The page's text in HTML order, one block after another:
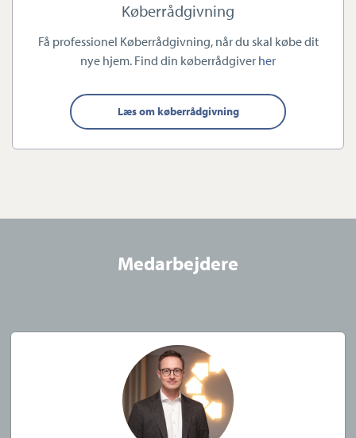
fremvisning og selve salget af din bolig. På kontoret udarbejder
vi sammen med dig en individuel salsstrategiplan, der er
skræddersyet efter dine behov for enten at købe eller sælge. Vi
specifikke livssituation, og vi gør en dyd ud af personlige
fremvisninger, hvor vi tager os ordentlig tid til dialog og
og ønsker kan definere din drømmebolig, og hvor du bedst
efter at få det.
Vi tilbyder også køberrådgivning til dig, der ønsker tæt
rådgivning i købsfasen. Med køberrådgivning får du bl.a. hjælp
til pristjek, gennemgang af vigtige dokumenter og mulighed
Køberrådgivning
Få professionel Køberrådgivning, når du skal købe dit
nye hjem. Find din køberrådgiver her
Læs om køberrådgivning
Medarbejdere